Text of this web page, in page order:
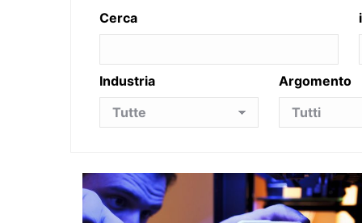
Cerca
Industria Argomento